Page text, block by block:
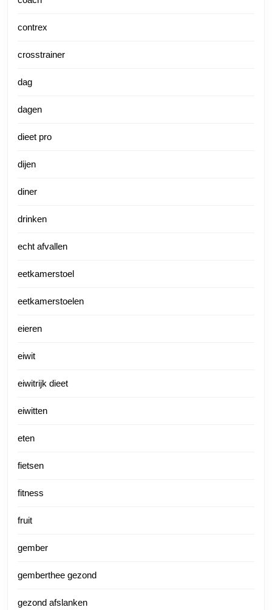
contrex
crosstrainer
dag
dagen
dieet pro
dijen
diner
drinken
echt afvallen
eetkamerstoel
eetkamerstoelen
eieren
eiwit
eiwitrijk dieet
eiwitten
eten
fietsen
fitness
fruit
gember
gemberthee gezond
gezond afslanken